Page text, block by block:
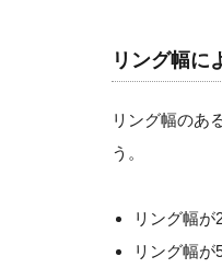
リング幅に
リング幅のあ
う。
リング幅
リング幅